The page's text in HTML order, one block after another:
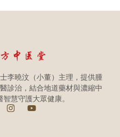
李曉汶（小董）主理，提供腫
診治，結合地道藥材與濃縮中
慧守護大眾健康。